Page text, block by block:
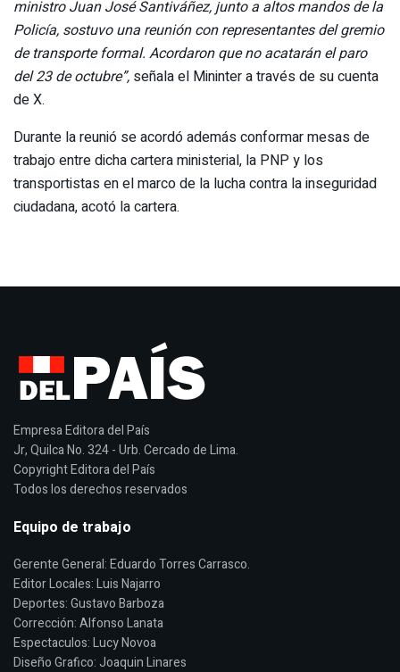
ministro Juan José Santiváñez, junto a altos mandos de la
Policía, sostuvo una reunión con representantes del gremio
de transporte formal. Acordaron que no acatarán el paro
del 23 de octubre”, señala el Mininter a través de su cuenta
de X.
Durante la reunió se acordó además conformar mesas de
trabajo entre dicha cartera ministerial, la PNP y los
transportistas en el marco de la lucha contra la inseguridad
ciudadana, acotó la cartera.
Empresa Editora del País
Jr, Quilca No. 324 - Urb. Cercado de Lima.
Copyright Editora del País
Todos los derechos reservados
Equipo de trabajo
Gerente General: Eduardo Torres Carrasco.
Editor Locales: Luis Najarro
Deportes: Gustavo Barboza
Corrección: Alfonso Lanata
Espectaculos: Lucy Novoa
Diseño Grafico: Joaquin Linares